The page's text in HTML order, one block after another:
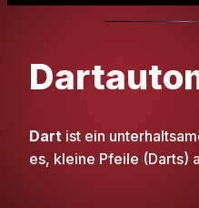
Dart ist ein
es, kleine Pfeile (Darts)